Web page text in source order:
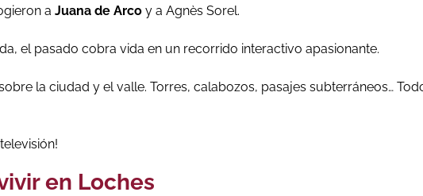
a Juana de Arco y a Agnès Sorel.
el pasado cobra vida en un recorrido interactivo apasionante.
la ciudad y el valle. Torres, calabozos, pasajes subterráneos…
en Loches